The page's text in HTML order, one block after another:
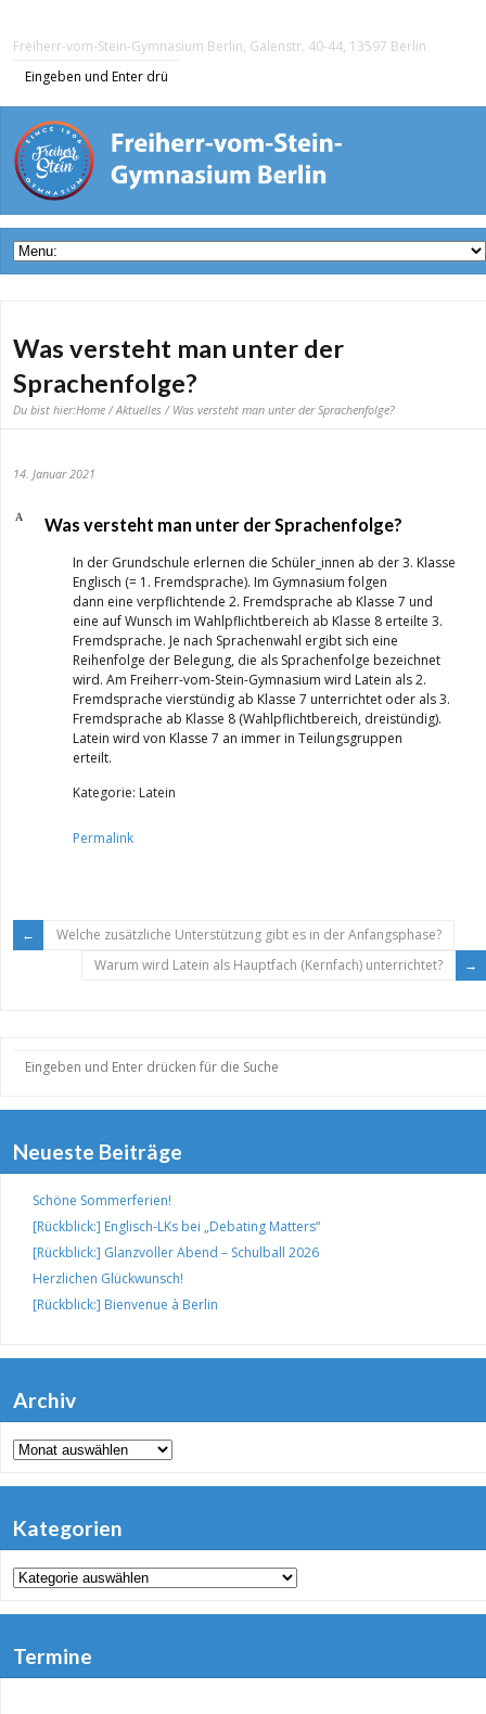
Freiherr-vom-Stein-Gymnasium Berlin, Galenstr. 40-44, 13597 Berlin
Was versteht man unter der
Sprachenfolge?
Du bist hier:Home/Aktuelles/ Was versteht man unter der Sprachenfolge?
14. Januar 2021
A Was versteht man unter der Sprachenfolge?
In der Grundschule erlernen die Schüler_innen ab der 3. Klasse
Englisch (= 1. Fremdsprache). Im Gymnasium folgen
dann eine verpflichtende 2. Fremdsprache ab Klasse 7 und
eine auf Wunsch im Wahlpflichtbereich ab Klasse 8 erteilte 3.
Fremdsprache. Je nach Sprachenwahl ergibt sich eine
Reihenfolge der Belegung, die als Sprachenfolge bezeichnet
wird. Am Freiherr-vom-Stein-Gymnasium wird Latein als 2.
Fremdsprache vierstündig ab Klasse 7 unterrichtet oder als 3.
Fremdsprache ab Klasse 8 (Wahlpflichtbereich, dreistündig).
Latein wird von Klasse 7 an immer in Teilungsgruppen
erteilt.
Kategorie: Latein
Permalink
Welche zusätzliche Unterstützung gibt es in der Anfangsphase?
Warum wird Latein als Hauptfach (Kernfach) unterrichtet?
Neueste Beiträge
Schöne Sommerferien!
[Rückblick:] Englisch-LKs bei „Debating Matters“
[Rückblick:] Glanzvoller Abend – Schulball 2026
Herzlichen Glückwunsch!
[Rückblick:] Bienvenue à Berlin
Archiv
Archiv
Kategorien
Kategorien
Termine